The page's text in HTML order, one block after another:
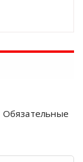
Обязательные